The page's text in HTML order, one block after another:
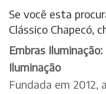
Se você esta
Clássico Chapecó,
Embras
Iluminação
Fundada em 2012,